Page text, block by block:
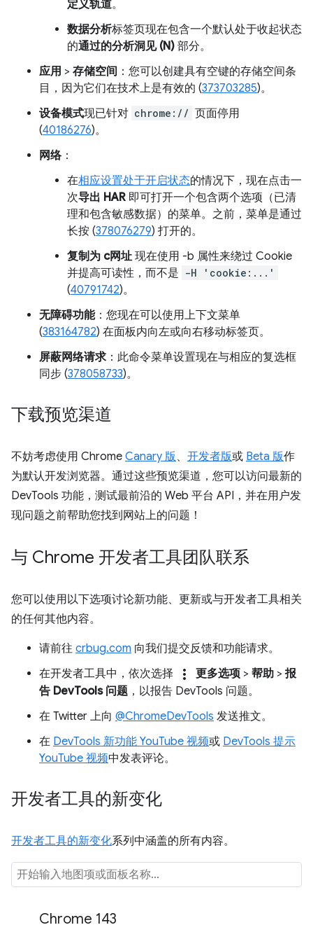
定义轨道。
数据分析标签页现在包含一个默认处于收起状态
的通过的分析洞见 (N) 部分。
应用 > 存储空间 ：您可以创建具有空键的存储空间条
目，因为它们在技术上是有效的 (373703285)。
设备模式现已针对 chrome:// 页面停用
(40186276)。
网络：
在相应设置处于开启状态的情况下，现在点击一
次导出 HAR 即可打开一个包含两个选项（已清
理和包含敏感数据）的菜单。之前，菜单是通过
长按 (378076279) 打开的。
复制为 c网址 现在使用 -b 属性来绕过 Cookie
并提高可读性，而不是 -H 'cookie:...'
(40791742)。
无障碍功能：您现在可以使用上下文菜单
(383164782) 在面板内向左或向右移动标签页。
屏蔽网络请求 ：此命令菜单设置现在与相应的复选框
同步 (378058733)。
下载预览渠道
不妨考虑使用 Chrome Canary 版 、 开发者版或 Beta 版作
为默认开发浏览器。通过这些预览渠道，您可以访问最新的
DevTools 功能，测试最前沿的 Web 平台 API，并在用户发
现问题之前帮助您找到网站上的问题！
与 Chrome 开发者工具团队联系
您可以使用以下选项讨论新功能、更新或与开发者工具相关
的任何其他内容。
请前往 crbug.com 向我们提交反馈和功能请求。
在开发者工具中，依次选择
more_vert 更多选项 > 帮助 > 报
告 DevTools 问题 ，以报告 DevTools 问题。
在 Twitter 上向 @ChromeDevTools 发送推文。
在 DevTools 新功能 YouTube 视频或 DevTools 提示
YouTube 视频中发表评论。
开发者工具的新变化
开发者工具的新变化系列中涵盖的所有内容。
Chrome 143